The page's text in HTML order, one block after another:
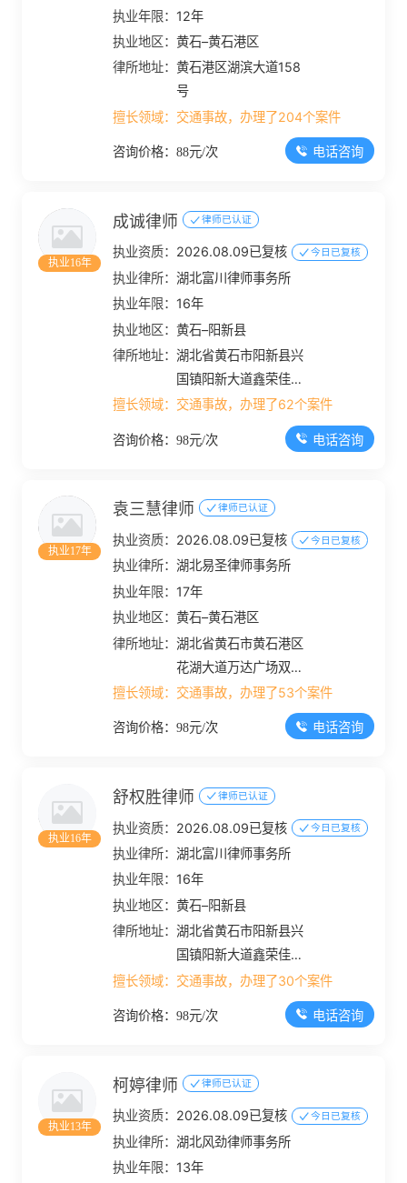
执业年限： 12年
执业地区：黄石–黄石港区
律所地址：黄石港区湖滨大道158
号
擅长领域： 交通事故，办理了204个案件
咨询价格：88元/次 电话咨询
执业16年
成诚律师 律师已认证
执业资质： 2026.08.09已复核 今日已复核
执业律所：湖北富川律师事务所
执业年限： 16年
执业地区：黄石–阳新县
律所地址：湖北省黄石市阳新县兴
国镇阳新大道鑫荣佳园2
号
擅长领域： 交通事故，办理了62个案件
咨询价格：98元/次 电话咨询
执业17年
袁三慧律师 律师已认证
执业资质： 2026.08.09已复核 今日已复核
执业律所：湖北易圣律师事务所
执业年限： 17年
执业地区：黄石–黄石港区
律所地址：湖北省黄石市黄石港区
花湖大道万达广场双塔
写字楼B座9楼
擅长领域： 交通事故，办理了53个案件
咨询价格：98元/次 电话咨询
执业16年
舒权胜律师 律师已认证
执业资质： 2026.08.09已复核 今日已复核
执业律所：湖北富川律师事务所
执业年限： 16年
执业地区：黄石–阳新县
律所地址：湖北省黄石市阳新县兴
国镇阳新大道鑫荣佳园2
号
擅长领域： 交通事故，办理了30个案件
咨询价格：98元/次 电话咨询
执业13年
柯婷律师 律师已认证
执业资质： 2026.08.09已复核 今日已复核
执业律所：湖北风劲律师事务所
执业年限： 13年